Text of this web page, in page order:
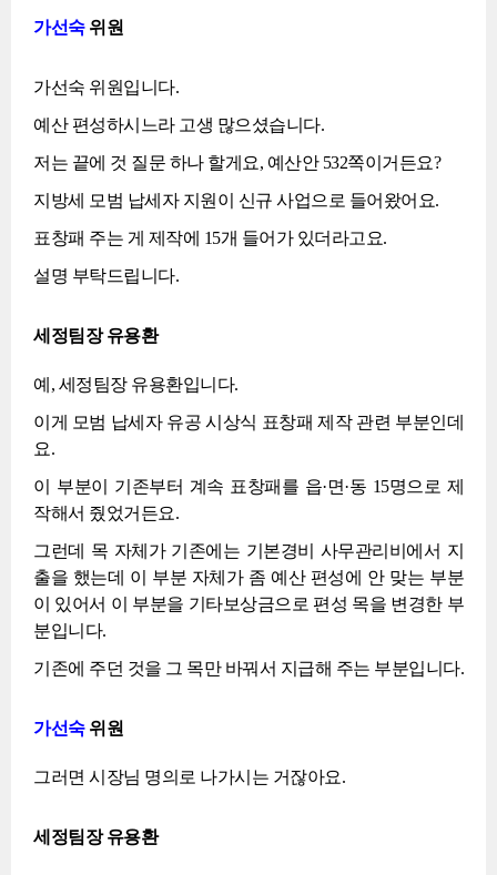
가선숙위원
가선숙 위원입니다.
예산 편성하시느라 고생 많으셨습니다.
저는 끝에 것 질문 하나 할게요, 예산안 532쪽이거든요?
지방세 모범 납세자 지원이 신규 사업으로 들어왔어요.
표창패 주는 게 제작에 15개 들어가 있더라고요.
설명 부탁드립니다.
세정팀장 유용환
예, 세정팀장 유용환입니다.
이게 모범 납세자 유공 시상식 표창패 제작 관련 부분인데
요.
이 부분이 기존부터 계속 표창패를 읍·면·동 15명으로 제
작해서 줬었거든요.
그런데 목 자체가 기존에는 기본경비 사무관리비에서 지
출을 했는데 이 부분 자체가 좀 예산 편성에 안 맞는 부분
이 있어서 이 부분을 기타보상금으로 편성 목을 변경한 부
분입니다.
기존에 주던 것을 그 목만 바꿔서 지급해 주는 부분입니다.
가선숙위원
그러면 시장님 명의로 나가시는 거잖아요.
세정팀장 유용환